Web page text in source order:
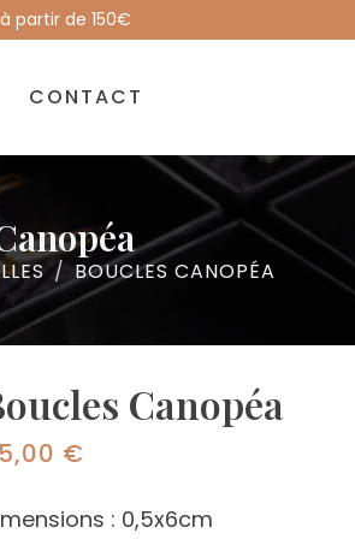
partir de 150€
CONTACT
BOUCLES CANOPÉA
Canopéa
€
: 0,5x6cm